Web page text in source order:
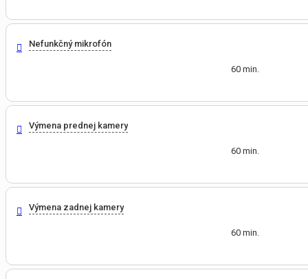
Nefunkčný mikrofón
60 min.
Výmena prednej kamery
60 min.
Výmena zadnej kamery
60 min.